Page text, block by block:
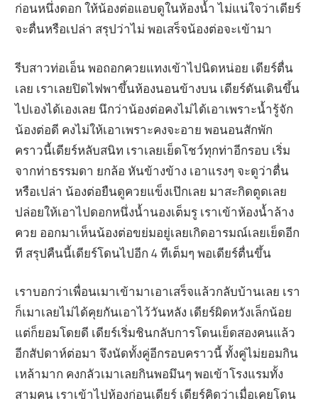
ก่อนหนึ่งดอก ให้น้องต่อแอบดูในห้องน้ำ ไม่แน่ใจว่าเดียร์
จะตื่นหรือเปล่า สรุปว่าไม่ พอเสร็จน้องต่อจะเข้ามา
รีบสาวท่อเอ็น พอถอกควยแทงเข้าไปนิดหน่อย เดียร์ตื่น
เลย เราเลยปิดไฟพาขึ้นห้องนอนข้างบน เดียร์ดันเดินขึ้น
ไปเองได้เองเลย นึกว่าน้องต่อคงไม่ได้เอาเพราะน้ำรู้จัก
น้องต่อดี คงไม่ให้เอาเพราะคงจะอาย พอนอนสักพัก
คราวนี้เดียร์หลับสนิท เราเลยเย็ดโชว์ทุกท่าอีกรอบ เริ่ม
จากท่าธรรมดา ยกล้อ หันข้างข้าง เอาแรงๆ จะดูว่าตื่น
หรือเปล่า น้องต่อยืนดูควยแข็งเป๊กเลย มาสะกิดตูดเลย
ปล่อยให้เอาไปดอกหนึ่งน้ำนองเต็มรู เราเข้าห้องน้ำล้าง
ควย ออกมาเห็นน้องต่อขย่มอยู่เลยเกิดอารมณ์เลยเย็ดอีก
ที สรุปคืนนี้เดียร์โดนไปอีก 4 ทีเต็มๆ พอเดียร์ตื่นขึ้น
เราบอกว่าเพื่อนเมาเข้ามาเอาเสร็จแล้วกลับบ้านเลย เรา
ก็เมาเลยไม่ได้คุยกันเอาไว้วันหลัง เดียร์ผิดหวังเล็กน้อย
แต่ก็ยอมโดยดี เดียร์เริ่มชินกลับการโดนเย็ดสองคนแล้ว
อีกสัปดาห์ต่อมา จึงนัดทั้งคู่อีกรอบคราวนี้ ทั้งคู่ไม่ยอมกิน
เหล้ามาก คงกลัวเมาเลยกินพอมึนๆ พอเข้าโรงแรมทั้ง
สามคน เราเข้าไปห้องก่อนเดียร์ เดียร์คิดว่าเมื่อเคยโดน